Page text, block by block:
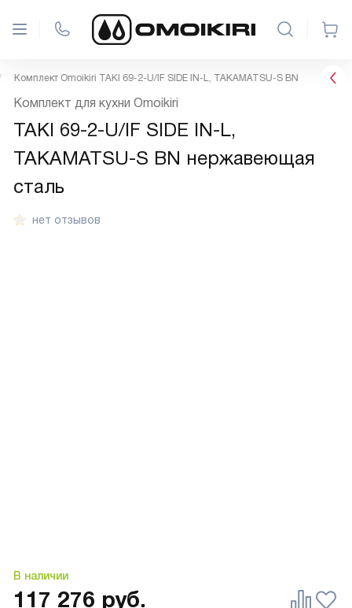
Комплект Omoikiri TAKI 69-2-U/IF SIDE IN-L, TAKAMATSU-S BN
нет отзывов
В наличии
Комплект для кухни Omoikiri
TAKI 69-2-U/IF SIDE IN-L,
TAKAMATSU-S BN нержавеющая
сталь
117 276 руб.